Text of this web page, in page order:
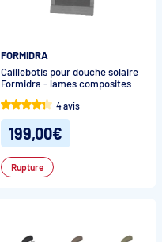
FORMIDRA
Caillebotis pour douche solaire
Formidra - lames composites
4 avis
199,00€
Rupture